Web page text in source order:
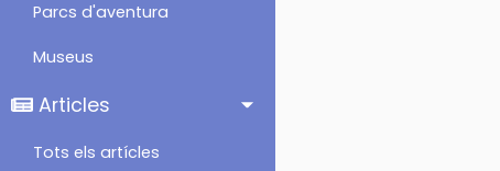
Parcs d'aventura
Museus
Articles
Tots els artícles